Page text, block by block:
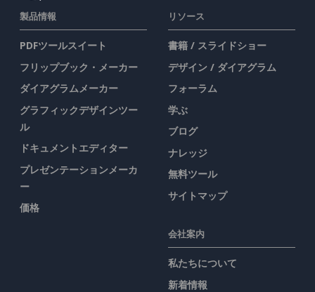
製品情報
PDFツールスイート
フリップブック・メーカー
ダイアグラムメーカー
グラフィックデザインツー
ル
ドキュメントエディター
プレゼンテーションメーカ
ー
価格
リソース
書籍 / スライドショー
デザイン / ダイアグラム
フォーラム
学ぶ
ブログ
ナレッジ
無料ツール
サイトマップ
会社案内
私たちについて
新着情報